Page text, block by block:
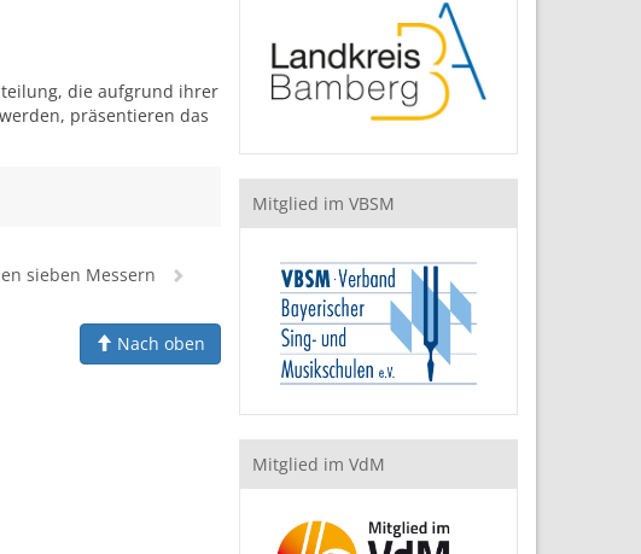
die aufgrund ihrer
präsentieren das
sieben Messern
Nach oben
Mitglied im VBSM
Mitglied im VdM